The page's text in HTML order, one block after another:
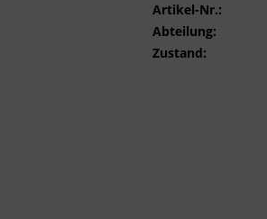
Artikel-Nr.:
Abteilung:
Zustand: